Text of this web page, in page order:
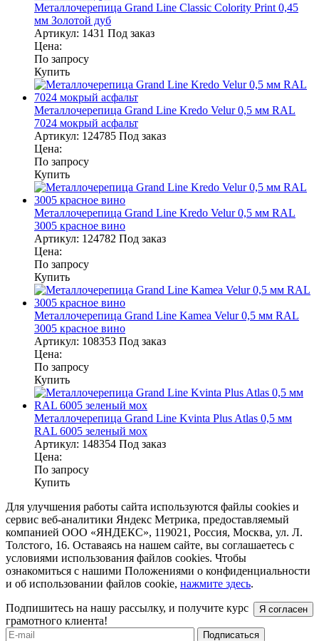
Металлочерепица Grand Line Classic Colority Print 0,45
мм Золотой дуб
Артикул: 1431 Под заказ
Цена:
По запросу
Купить
Металлочерепица Grand Line Kredo Velur 0,5 мм RAL
7024 мокрый асфальт
Артикул: 124785 Под заказ
Цена:
По запросу
Купить
Металлочерепица Grand Line Kredo Velur 0,5 мм RAL
3005 красное вино
Артикул: 124782 Под заказ
Цена:
По запросу
Купить
Металлочерепица Grand Line Kamea Velur 0,5 мм RAL
3005 красное вино
Артикул: 108353 Под заказ
Цена:
По запросу
Купить
Металлочерепица Grand Line Kvinta Plus Atlas 0,5 мм
RAL 6005 зеленый мох
Артикул: 148354 Под заказ
Цена:
По запросу
Купить
Для улучшения работы сайта используются файлы cookies и
сервис веб-аналитики Яндекс Метрика, предоставляемый
компанией ООО «ЯНДЕКС», 119021, Россия, Москва, ул. Л.
Толстого, 16. Оставаясь на нашем сайте, вы соглашаетесь с
условиями использования файлов cookies. Чтобы
ознакомиться с нашими Положениями о конфиденциальности
и об использовании файлов cookie, нажмите здесь.
Я согласен
Подпишитесь на нашу рассылку, и получите курс
грамотного клиента!